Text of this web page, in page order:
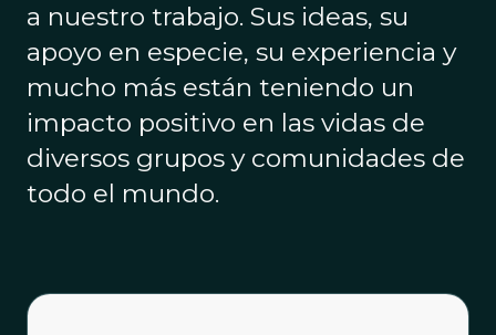
a nuestro trabajo. Sus ideas, su
apoyo en especie, su experiencia y
mucho más están teniendo un
impacto positivo en las vidas de
diversos grupos y comunidades de
todo el mundo.